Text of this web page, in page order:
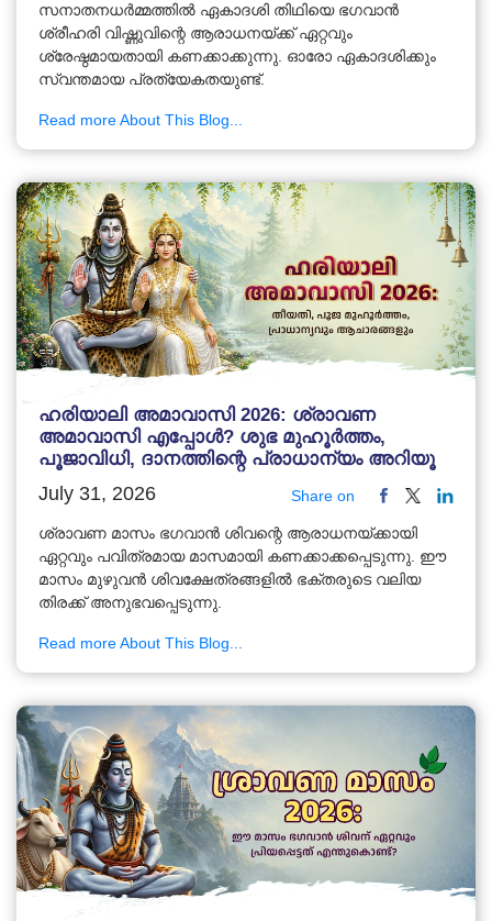
സനാതനധർമ്മത്തിൽ ഏകാദശി തിഥിയെ ഭഗവാൻ
ശ്രീഹരി വിഷ്ണുവിന്റെ ആരാധനയ്ക്ക് ഏറ്റവും
ശ്രേഷ്ഠമായതായി കണക്കാക്കുന്നു. ഓരോ ഏകാദശിക്കും
സ്വന്തമായ പ്രത്യേകതയുണ്ട്.
Read more About This Blog...
ഹരിയാലി അമാവാസി 2026: ശ്രാവണ
അമാവാസി എപ്പോൾ? ശുഭ മുഹൂർത്തം,
പൂജാവിധി, ദാനത്തിന്റെ പ്രാധാന്യം അറിയൂ
July 31, 2026 Share on
ശ്രാവണ മാസം ഭഗവാൻ ശിവന്റെ ആരാധനയ്ക്കായി
ഏറ്റവും പവിത്രമായ മാസമായി കണക്കാക്കപ്പെടുന്നു. ഈ
മാസം മുഴുവൻ ശിവക്ഷേത്രങ്ങളിൽ ഭക്തരുടെ വലിയ
തിരക്ക് അനുഭവപ്പെടുന്നു.
Read more About This Blog...